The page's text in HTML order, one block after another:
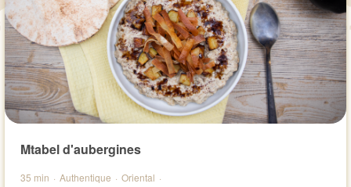
Mtabel d'aubergines
35 min · Authentique · Oriental ·